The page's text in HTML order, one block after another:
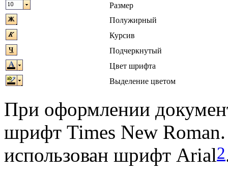
Размер
Полужирный
Курсив
Подчеркнутый
Цвет шрифта
Выделение цветом
При оформлении
шрифт Times New
использован шрифт Arial2